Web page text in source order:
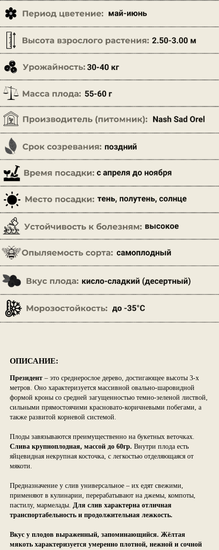
ОПИСАНИЕ:
Президент – это среднерослое дерево, достигающее высоты 3-х
метров. Оно характеризуется массивной овально-шаровидной
формой кроны со средней загущенностью темно-зеленой листвой,
сильными прямостоячими красновато-коричневыми побегами, а
также развитой корневой системой.
Плоды завязываются преимущественно на букетных веточках.
Слива крупноплодная, массой до 60гр. Внутри плода есть
яйцевидная некрупная косточка, с легкостью отделяющаяся от
мякоти.
Предназначение у слив универсальное – их едят свежими,
применяют в кулинарии, перерабатывают на джемы, компоты,
пастилу, мармелады. Для слив характерна отличная
транспортабельность и продолжительная лежкость.
Вкус у плодов выраженный, запоминающийся. Жёлтая
мякоть характеризуется умеренно плотной, нежной и сочной